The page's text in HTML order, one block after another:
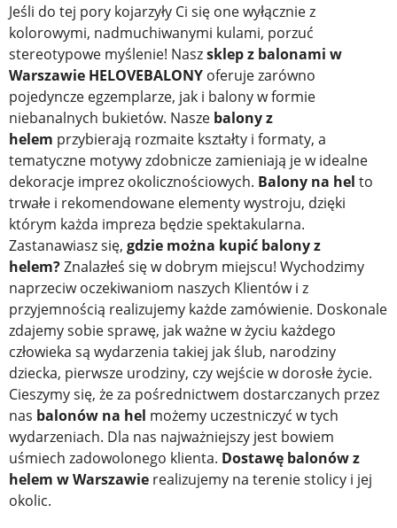
Jeśli do tej pory kojarzyły Ci się one wyłącznie z
kolorowymi, nadmuchiwanymi kulami, porzuć
stereotypowe myślenie! Naszsklep z balonami w
Warszawie HELOVEBALONY oferuje zarówno
pojedyncze egzemplarze, jak i balony w formie
niebanalnych bukietów. Nasze balony z
helem przybierają rozmaite kształty i formaty, a
tematyczne motywy zdobnicze zamieniają je w idealne
dekoracje imprez okolicznościowych. Balony na hel to
trwałe i rekomendowane elementy wystroju, dzięki
którym każda impreza będzie spektakularna.
Zastanawiasz się, gdzie można kupić balony z
helem?Znalazłeś się w dobrym miejscu! Wychodzimy
naprzeciw oczekiwaniom naszych Klientów i z
przyjemnością realizujemy każde zamówienie. Doskonale
zdajemy sobie sprawę, jak ważne w życiu każdego
człowieka są wydarzenia takiej jak ślub, narodziny
dziecka, pierwsze urodziny, czy wejście w dorosłe życie.
Cieszymy się, że za pośrednictwem dostarczanych przez
nas balonów na hel możemy uczestniczyć w tych
wydarzeniach. Dla nas najważniejszy jest bowiem
uśmiech zadowolonego klienta. Dostawę balonów z
helem w Warszawie realizujemy na terenie stolicy i jej
okolic.